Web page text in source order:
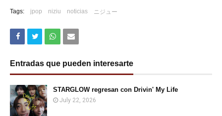
Tags: jpop niziu noticias ニジュー
Entradas que pueden interesarte
STARGLOW regresan con Drivin' My Life
July 22, 2026